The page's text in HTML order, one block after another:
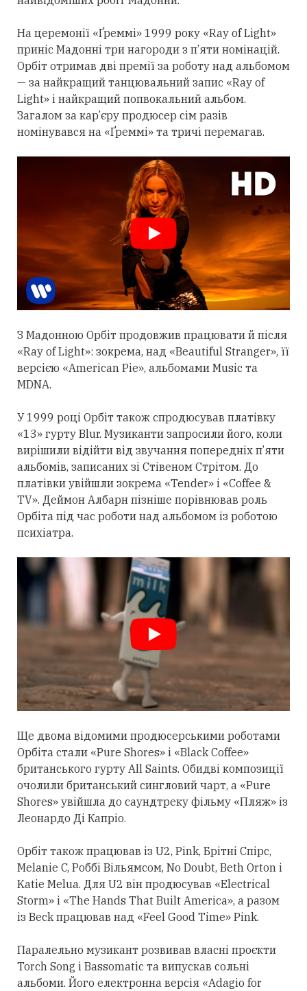
На церемонії «Ґреммі» 1999 року «Ray of Light»
приніс Мадонні три нагороди з п’яти номінацій.
Орбіт отримав дві премії за роботу над альбомом
— за найкращий танцювальний запис «Ray of
Light» і найкращий попвокальний альбом.
Загалом за кар’єру продюсер сім разів
номінувався на «Ґреммі» та тричі перемагав.
З Мадонною Орбіт продовжив працювати й після
«Ray of Light»: зокрема, над «Beautiful Stranger», її
версією «American Pie», альбомами Music та
MDNA.
У 1999 році Орбіт також спродюсував платівку
«13» гурту Blur. Музиканти запросили його, коли
вирішили відійти від звучання попередніх п’яти
альбомів, записаних зі Стівеном Стрітом. До
платівки увійшли зокрема «Tender» і «Coffee &
TV». Деймон Албарн пізніше порівнював роль
Орбіта під час роботи над альбомом із роботою
психіатра.
Ще двома відомими продюсерськими роботами
Орбіта стали «Pure Shores» і «Black Coffee»
британського гурту All Saints. Обидві композиції
очолили британський сингловий чарт, а «Pure
Shores» увійшла до саундтреку фільму «Пляж» із
Леонардо Ді Капріо.
Орбіт також працював із U2, Pink, Брітні Спірс,
Melanie C, Роббі Вільямсом, No Doubt, Beth Orton і
Katie Melua. Для U2 він продюсував «Electrical
Storm» і «The Hands That Built America», а разом
із Beck працював над «Feel Good Time» Pink.
Паралельно музикант розвивав власні проєкти
Torch Song і Bassomatic та випускав сольні
альбоми. Його електронна версія «Adagio for